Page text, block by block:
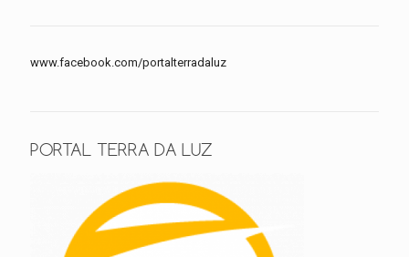
www.facebook.com/portalterradaluz
PORTAL TERRA DA LUZ